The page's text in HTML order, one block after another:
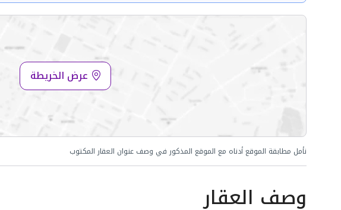
عرض الخريطة
نأمل مطابقة الموقع أدناه مع الموقع المذكور في وصف عنوان العقار المكتوب
وصف العقار